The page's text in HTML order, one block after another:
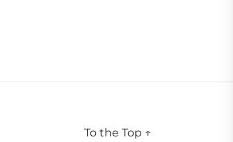
To the Top ↑